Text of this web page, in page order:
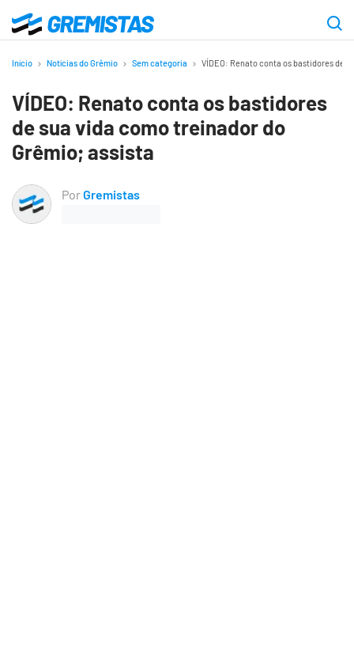
para
principal
Gremistas
Início Notícias do Grêmio Sem categoria VÍDEO: Renato conta os bastidores de
VÍDEO: Renato conta os bastidores
de sua vida como treinador do
Grêmio; assista
PorGremistas